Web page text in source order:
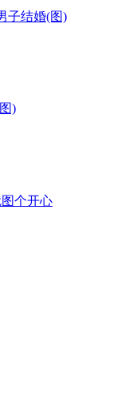
子结婚(图)
)
个开心